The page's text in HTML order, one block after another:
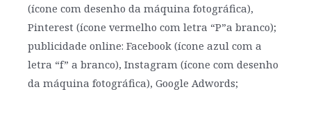
(ícone com desenho da máquina fotográfica),
Pinterest (ícone vermelho com letra “P”a branco);
publicidade online: Facebook (ícone azul com a
letra “f” a branco), Instagram (ícone com desenho
da máquina fotográfica), Google Adwords;